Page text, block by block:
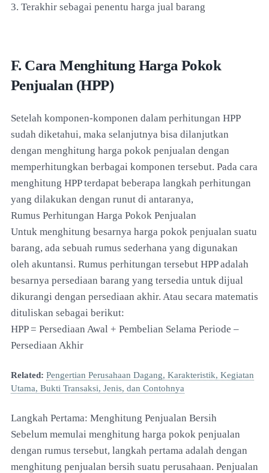
3. Terakhir sebagai penentu harga jual barang
F. Cara Menghitung Harga Pokok
Penjualan (HPP)
Setelah komponen-komponen dalam perhitungan HPP
sudah diketahui, maka selanjutnya bisa dilanjutkan
dengan menghitung harga pokok penjualan dengan
memperhitungkan berbagai komponen tersebut. Pada cara
menghitung HPP terdapat beberapa langkah perhitungan
yang dilakukan dengan runut di antaranya,
Rumus Perhitungan Harga Pokok Penjualan
Untuk menghitung besarnya harga pokok penjualan suatu
barang, ada sebuah rumus sederhana yang digunakan
oleh akuntansi. Rumus perhitungan tersebut HPP adalah
besarnya persediaan barang yang tersedia untuk dijual
dikurangi dengan persediaan akhir. Atau secara matematis
dituliskan sebagai berikut:
HPP = Persediaan Awal + Pembelian Selama Periode –
Persediaan Akhir
Related: Pengertian Perusahaan Dagang, Karakteristik, Kegiatan
Utama, Bukti Transaksi, Jenis, dan Contohnya
Langkah Pertama: Menghitung Penjualan Bersih
Sebelum memulai menghitung harga pokok penjualan
dengan rumus tersebut, langkah pertama adalah dengan
menghitung penjualan bersih suatu perusahaan. Penjualan